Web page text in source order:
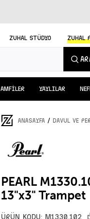
ZUHAL STÜDYO ZUHAL
AMFİLER YAYLILAR
ANASAYFA / DAVUL ve
PEARL
13"x3" Trampet
ÜRÜN KODU: M1330.102